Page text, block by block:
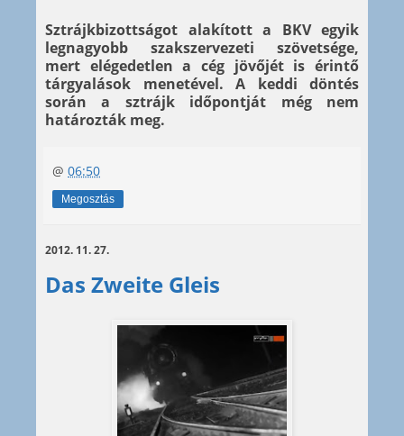
Sztrájkbizottságot alakított a BKV egyik
legnagyobb szakszervezeti szövetsége,
mert elégedetlen a cég jövőjét is érintő
tárgyalások menetével. A keddi döntés
során a sztrájk időpontját még nem
határozták meg.
@ 06:50
Megosztás
2012. 11. 27.
Das Zweite Gleis